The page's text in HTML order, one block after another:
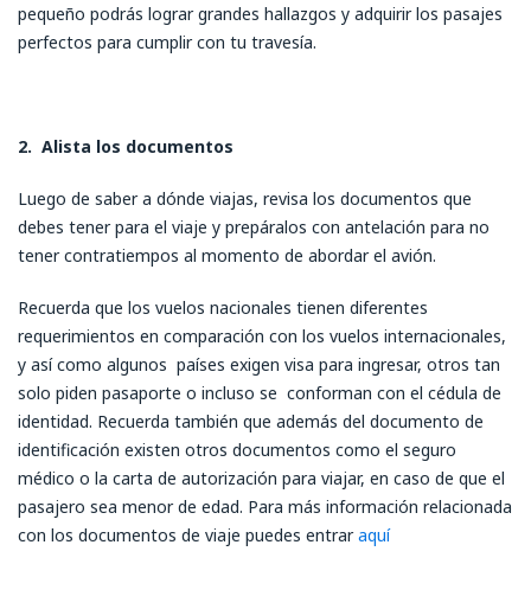
pequeño podrás lograr grandes hallazgos y adquirir los pasajes
perfectos para cumplir con tu travesía.
2. Alista los documentos
Luego de saber a dónde viajas, revisa los documentos que
debes tener para el viaje y prepáralos con antelación para no
tener contratiempos al momento de abordar el avión.
Recuerda que los vuelos nacionales tienen diferentes
requerimientos en comparación con los vuelos internacionales,
y así como algunos países exigen visa para ingresar, otros tan
solo piden pasaporte o incluso se conforman con el cédula de
identidad. Recuerda también que además del documento de
identificación existen otros documentos como el seguro
médico o la carta de autorización para viajar, en caso de que el
pasajero sea menor de edad. Para más información relacionada
con los documentos de viaje puedes entraraquí